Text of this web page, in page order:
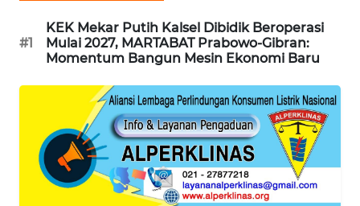
#1
KEK Mekar Putih Kalsel Dibidik Beroperasi
Mulai 2027, MARTABAT Prabowo-Gibran:
Momentum Bangun Mesin Ekonomi Baru
ID
MAWAKA
ID
MARTABAT
NET
PLN